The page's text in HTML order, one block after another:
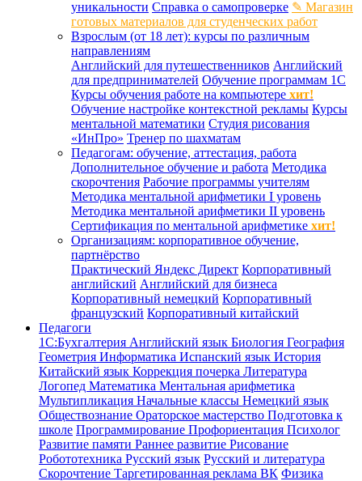
уникальности Справка о самопроверке ✎ Магазин
готовых материалов для студенческих работ
Взрослым (от 18 лет): курсы по различным
направлениям
Английский для путешественников Английский
для предпринимателей Обучение программам 1С
Курсы обучения работе на компьютере хит!
Обучение настройке контекстной рекламы Курсы
ментальной математики Студия рисования
«ИнПро» Тренер по шахматам
Педагогам: обучение, аттестация, работа
Дополнительное обучение и работа Методика
скорочтения Рабочие программы учителям
Методика ментальной арифметики I уровень
Методика ментальной арифметики II уровень
Сертификация по ментальной арифметике хит!
Организациям: корпоративное обучение,
партнёрство
Практический Яндекс Директ Корпоративный
английский Английский для бизнеса
Корпоративный немецкий Корпоративный
французский Корпоративный китайский
Педагоги
1С:Бухгалтерия Английский язык Биология География
Геометрия Информатика Испанский язык История
Китайский язык Коррекция почерка Литература
Логопед Математика Ментальная арифметика
Мультипликация Начальные классы Немецкий язык
Обществознание Ораторское мастерство Подготовка к
школе Программирование Профориентация Психолог
Развитие памяти Раннее развитие Рисование
Робототехника Русский язык Русский и литература
Скорочтение Таргетированная реклама ВК Физика